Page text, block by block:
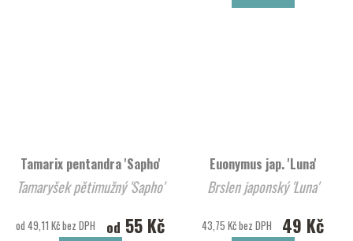
Tamarix pentandra 'Sapho'
Tamaryšek pětimužný 'Sapho'
od 49,11 Kč bez DPH od 55 Kč
Euonymus jap. 'Luna'
Brslen japonský 'Luna'
43,75 Kč bez DPH 49 Kč